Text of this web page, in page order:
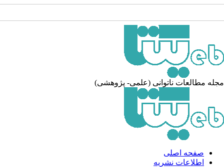
مطالعات ناتوانی (علمی- پژوهشی)
صفحه اصلی
اطلاعات نشریه